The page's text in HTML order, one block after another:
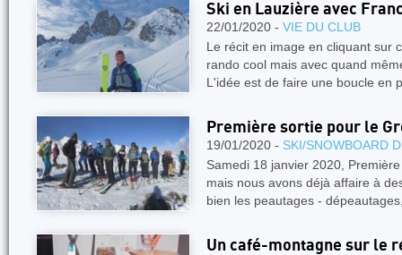
Ski en Lauzière avec
22/01/2020 - VIE DU CLUB
Le récit en image en cliquant sur
rando cool mais avec quand
L'idée est de faire une boucle en
Première sortie pour le
19/01/2020 - SKI/SNOWBOARD
Samedi 18 janvier 2020,
mais nous avons déjà affaire à
bien les peautages -
Un café-montagne sur le